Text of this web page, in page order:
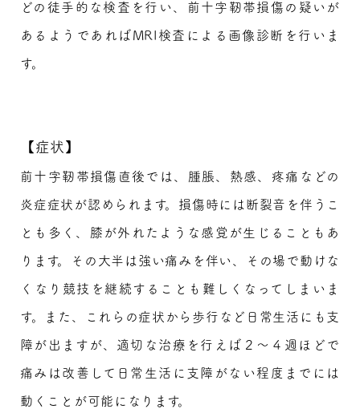
どの徒手的な検査を行い、前十字靭帯損傷の疑いが
あるようであればMRI検査による画像診断を行いま
す。
【症状】
前十字靭帯損傷直後では、腫脹、熱感、疼痛などの
炎症症状が認められます。損傷時には断裂音を伴うこ
とも多く、膝が外れたような感覚が生じることもあ
ります。その大半は強い痛みを伴い、その場で動けな
くなり競技を継続することも難しくなってしまいま
す。また、これらの症状から歩行など日常生活にも支
障が出ますが、適切な治療を行えば２～４週ほどで
痛みは改善して日常生活に支障がない程度までには
動くことが可能になります。